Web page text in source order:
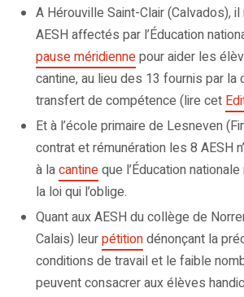
A Hérouville Saint-Clair (Calvados), il
AESH affectés par l’Éducation
pause méridiennepour aider les
cantine, au lieu des 13 fournis par la
transfert de compétence (lire cet
Et à l’école primaire de Lesneven
contrat et rémunération les 8 AESH
à lacantineque l’Éducation
la loi qui l’oblige.
Quant aux AESH du collège de
Calais) leurpétitiondénonçant la
conditions de travail et le faible
peuvent consacrer aux élèves